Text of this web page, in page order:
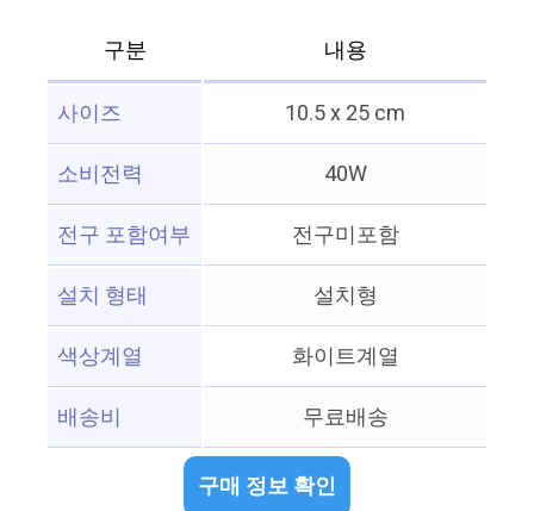
구분
내용
사이즈
10.5 x 25 cm
소비전력
40W
전구 포함여부
전구미포함
설치 형태
설치형
색상계열
화이트계열
배송비
무료배송
구매 정보 확인